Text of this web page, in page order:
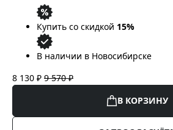
Купить со скидкой 15%
В наличии в Новосибирске
8 130 ₽ 9 570 ₽
В КОРЗИНУ